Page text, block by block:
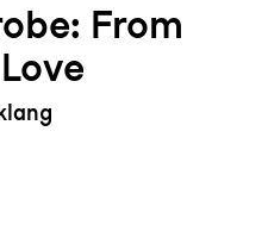
From